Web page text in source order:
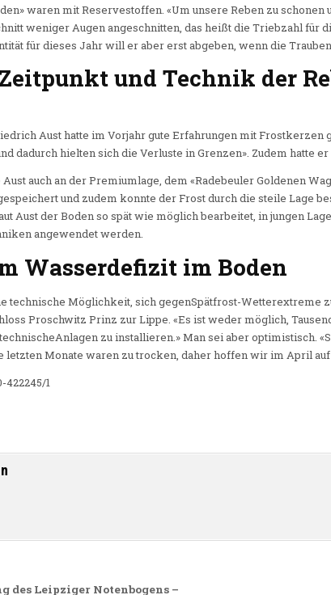
waren mit Reservestoffen. «Um unsere Reben zu
weniger Augen angeschnitten, das heißt die Triebzahl für
für dieses Jahr will er aber erst abgeben, wenn die
und Technik der
Aust hatte im Vorjahr gute Erfahrungen mit Frostkerzen
dadurch hielten sich die Verluste in Grenzen». Zudem hatte
auch an der Premiumlage, dem «Radebeuler Goldenen
und zudem konnte der Frost durch die steile Lage
Aust der Boden so spät wie möglich bearbeitet, in jungen
angewendet werden.
Wasserdefizit im Boden
technische Möglichkeit, sich gegenSpätfrost-Wetterextreme
Proschwitz Prinz zur Lippe. «Es ist weder möglich,
zu installieren.» Man sei aber optimistisch.
letzten Monate waren zu trocken, daher hoffen wir im April auf
422245/1
Leipziger Notenbogens –